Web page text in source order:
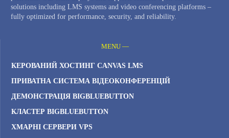
solutions including LMS systems and video conferencing platforms –
fully optimized for performance, security, and reliability.
MENU —
КЕРОВАНИЙ ХОСТИНГ CANVAS LMS
ПРИВАТНА СИСТЕМА ВІДЕОКОНФЕРЕНЦІЙ
ДЕМОНСТРАЦІЯ BIGBLUEBUTTON
КЛАСТЕР BIGBLUEBUTTON
ХМАРНІ СЕРВЕРИ VPS